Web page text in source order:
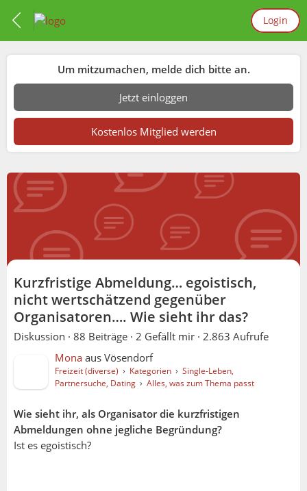
Login
Um mitzumachen, melde dich bitte an.
Jetzt einloggen
Kostenlos Mitglied werden
Kurzfristige Abmeldung… egoistisch,
nicht wertschätzend gegenüber
Organisatoren…. Wie sieht ihr das?
Diskussion · 88 Beiträge · 2 Gefällt mir · 2.863 Aufrufe
Mona aus Vösendorf
Freizeit (diverse) › Kategorien › Single-Leben,
Partnersuche, Dating › Alles, was zum Thema passt
Wie sieht ihr, als Organisator die kurzfristigen
Abmeldungen ohne jegliche Begründung?
Ist es egoistisch?